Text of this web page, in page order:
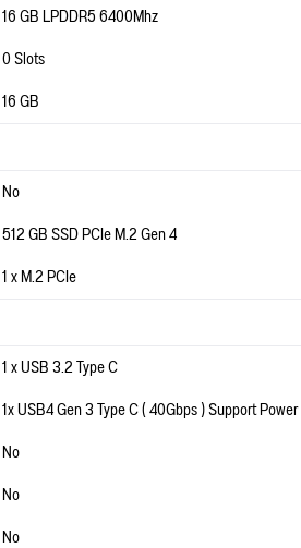
16 GB LPDDR5 6400Mhz
0 Slots
16 GB
No
512 GB SSD PCIe M.2 Gen 4
1 x M.2 PCIe
1 x USB 3.2 Type C
1x USB4 Gen 3 Type C ( 40Gbps ) Support
No
No
No